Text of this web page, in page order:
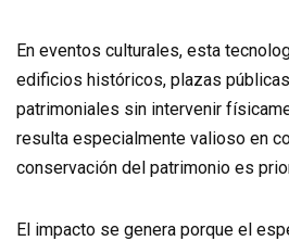
En eventos culturales, esta
edificios históricos, plazas
patrimoniales sin intervenir
resulta especialmente valioso en
conservación del patrimonio es
El impacto se genera porque el